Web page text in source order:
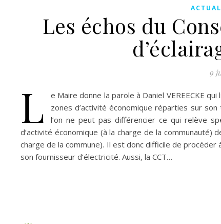
Les échos du
9
L
e Maire donne la parole à Daniel VEREECKE
zones d’activité économique réparties sur
l’on ne peut pas différencier ce qui relève
d’activité économique (à la charge de la
charge de la commune). Il est donc difficile de
son fournisseur d’électricité. Aussi, la CCT…